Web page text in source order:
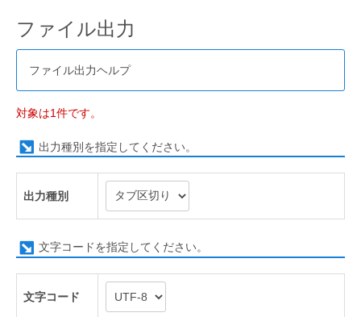
ファイル出力
ファイル出力ヘルプ
対象は1件です。
出力種別を指定してください。
出力種別
文字コードを指定してください。
文字コード